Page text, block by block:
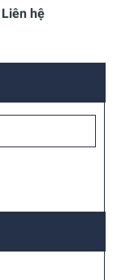
Liên hệ